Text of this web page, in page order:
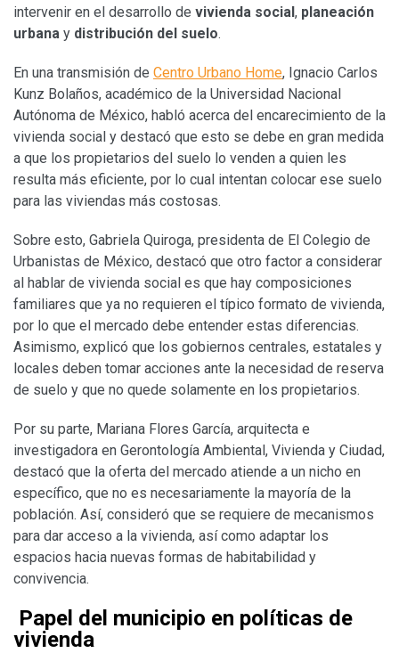
intervenir en el desarrollo de vivienda social, planeación
urbana y distribución del suelo.
En una transmisión de Centro Urbano Home, Ignacio Carlos
Kunz Bolaños, académico de la Universidad Nacional
Autónoma de México, habló acerca del encarecimiento de la
vivienda social y destacó que esto se debe en gran medida
a que los propietarios del suelo lo venden a quien les
resulta más eficiente, por lo cual intentan colocar ese suelo
para las viviendas más costosas.
Sobre esto, Gabriela Quiroga, presidenta de El Colegio de
Urbanistas de México, destacó que otro factor a considerar
al hablar de vivienda social es que hay composiciones
familiares que ya no requieren el típico formato de vivienda,
por lo que el mercado debe entender estas diferencias.
Asimismo, explicó que los gobiernos centrales, estatales y
locales deben tomar acciones ante la necesidad de reserva
de suelo y que no quede solamente en los propietarios.
Por su parte, Mariana Flores García, arquitecta e
investigadora en Gerontología Ambiental, Vivienda y Ciudad,
destacó que la oferta del mercado atiende a un nicho en
específico, que no es necesariamente la mayoría de la
población. Así, consideró que se requiere de mecanismos
para dar acceso a la vivienda, así como adaptar los
espacios hacia nuevas formas de habitabilidad y
convivencia.
Papel del municipio en políticas de
vivienda